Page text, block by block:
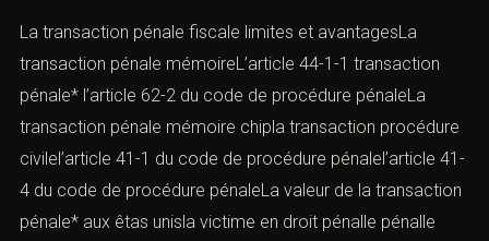
La transaction pénale fiscale limites et avantagesLa
transaction pénale mémoireL’article 44-1-1 transaction
pénale* l’article 62-2 du code de procédure pénaleLa
transaction pénale mémoire chipla transaction procédure
civilel’article 41-1 du code de procédure pénalel’article 41-
4 du code de procédure pénaleLa valeur de la transaction
pénale* aux êtas unisla victime en droit pénalle pénalle